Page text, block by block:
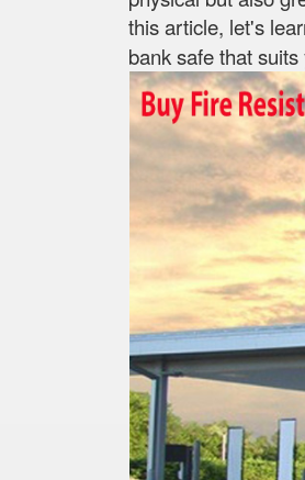
this article, let's
bank safe that